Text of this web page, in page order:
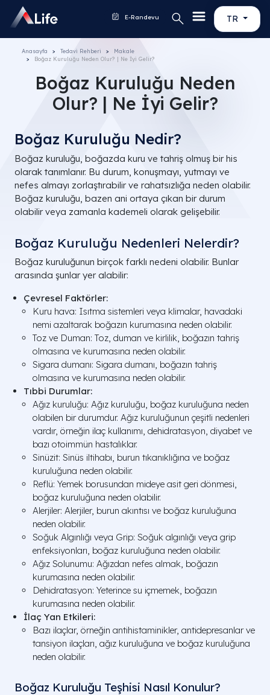
TR
E-Randevu
Anasayfa Tedavi Rehberi
Makale
Boğaz Kuruluğu Neden Olur? | Ne İyi Gelir?
Boğaz Kuruluğu Neden
Olur? | Ne İyi Gelir?
Boğaz Kuruluğu Nedir?
Boğaz kuruluğu, boğazda kuru ve tahriş olmuş bir his
olarak tanımlanır. Bu durum, konuşmayı, yutmayı ve
nefes almayı zorlaştırabilir ve rahatsızlığa neden olabilir.
Boğaz kuruluğu, bazen ani ortaya çıkan bir durum
olabilir veya zamanla kademeli olarak gelişebilir.
Boğaz Kuruluğu Nedenleri Nelerdir?
Boğaz kuruluğunun birçok farklı nedeni olabilir. Bunlar
arasında şunlar yer alabilir:
Çevresel Faktörler:
Kuru hava: Isıtma sistemleri veya klimalar, havadaki
nemi azaltarak boğazın kurumasına neden olabilir.
Toz ve Duman: Toz, duman ve kirlilik, boğazın tahriş
olmasına ve kurumasına neden olabilir.
Sigara dumanı: Sigara dumanı, boğazın tahriş
olmasına ve kurumasına neden olabilir.
Tıbbi Durumlar:
Ağız kuruluğu: Ağız kuruluğu, boğaz kuruluğuna neden
olabilen bir durumdur. Ağız kuruluğunun çeşitli nedenleri
vardır, örneğin ilaç kullanımı, dehidratasyon, diyabet ve
bazı otoimmün hastalıklar.
Sinüzit: Sinüs iltihabı, burun tıkanıklığına ve boğaz
kuruluğuna neden olabilir.
Reflü: Yemek borusundan mideye asit geri dönmesi,
boğaz kuruluğuna neden olabilir.
Alerjiler: Alerjiler, burun akıntısı ve boğaz kuruluğuna
neden olabilir.
Soğuk Algınlığı veya Grip: Soğuk algınlığı veya grip
enfeksiyonları, boğaz kuruluğuna neden olabilir.
Ağız Solunumu: Ağızdan nefes almak, boğazın
kurumasına neden olabilir.
Dehidratasyon: Yeterince su içmemek, boğazın
kurumasına neden olabilir.
İlaç Yan Etkileri:
Bazı ilaçlar, örneğin antihistaminikler, antidepresanlar ve
tansiyon ilaçları, ağız kuruluğuna ve boğaz kuruluğuna
neden olabilir.
Boğaz Kuruluğu Teşhisi Nasıl Konulur?